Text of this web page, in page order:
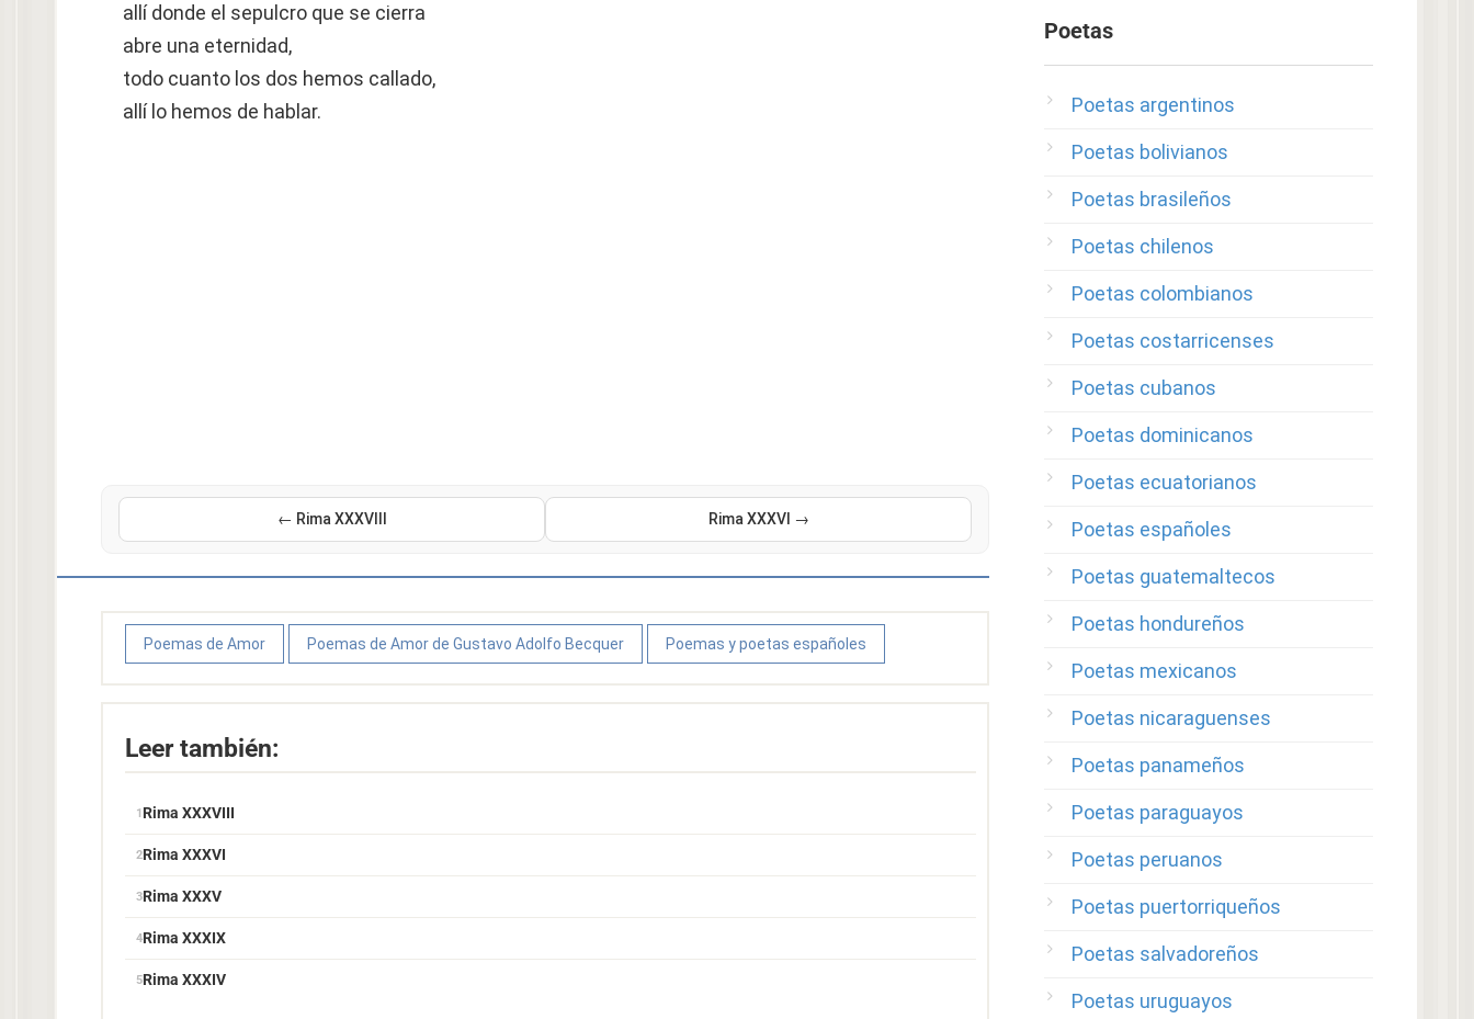
allí donde el sepulcro que se cierra
abre una eternidad,
todo cuanto los dos hemos callado,
allí lo hemos de hablar.
← Rima XXXVIII Rima XXXVI →
Poemas de Amor Poemas de Amor de Gustavo Adolfo Becquer Poemas y poetas españoles
Leer también:
Rima XXXVIII
Rima XXXVI
Rima XXXV
Rima XXXIX
Rima XXXIV
Poetas
Poetas argentinos
Poetas bolivianos
Poetas brasileños
Poetas chilenos
Poetas colombianos
Poetas costarricenses
Poetas cubanos
Poetas dominicanos
Poetas ecuatorianos
Poetas españoles
Poetas guatemaltecos
Poetas hondureños
Poetas mexicanos
Poetas nicaraguenses
Poetas panameños
Poetas paraguayos
Poetas peruanos
Poetas puertorriqueños
Poetas salvadoreños
Poetas uruguayos